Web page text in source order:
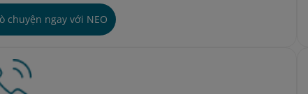
chuyện ngay với NEO